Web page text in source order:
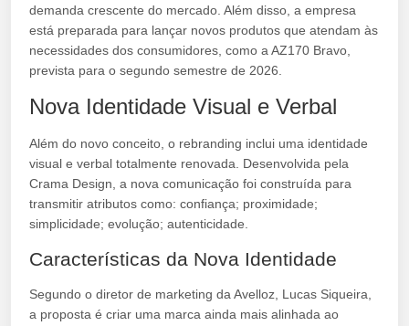
demanda crescente do mercado. Além disso, a empresa
está preparada para lançar novos produtos que atendam às
necessidades dos consumidores, como a AZ170 Bravo,
prevista para o segundo semestre de 2026.
Nova Identidade Visual e Verbal
Além do novo conceito, o rebranding inclui uma identidade
visual e verbal totalmente renovada. Desenvolvida pela
Crama Design, a nova comunicação foi construída para
transmitir atributos como: confiança; proximidade;
simplicidade; evolução; autenticidade.
Características da Nova Identidade
Segundo o diretor de marketing da Avelloz, Lucas Siqueira,
a proposta é criar uma marca ainda mais alinhada ao